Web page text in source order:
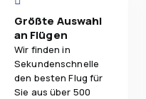
Größte Auswahl
an Flügen
Wir finden in
Sekundenschnelle
den besten Flug für
Sie aus über 500